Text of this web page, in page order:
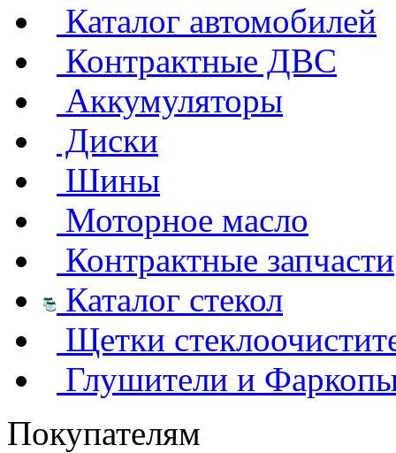
Каталог автомобилей
Контрактные ДВС
Аккумуляторы
Диски
Шины
Моторное масло
Контрактные запчасти
Каталог стекол
Щетки
Глушители и
Покупателям